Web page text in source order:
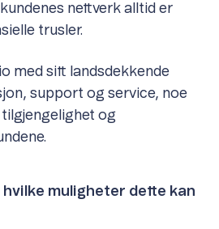
nettverk alltid er
trusler.
med sitt landsdekkende
support og service, noe
og
hvilke muligheter dette kan